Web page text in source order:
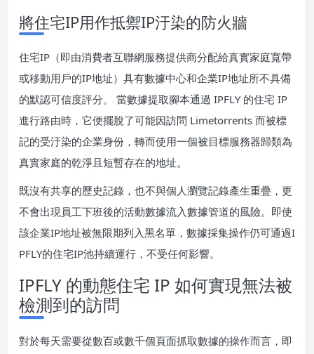
將住宅IP用作抵禦IP汙染的防火牆
住宅IP（即由消費者互聯網服務提供商分配給真實家庭寬帶
或移動用戶的IP地址）具有數據中心和企業IP地址所不具備
的默認可信度評分。 當數據提取腳本通過 IPFLY 的住宅 IP
進行路由時，它便擺脫了可能因訪問 Limetorrents 而被標
記的受汙染的企業身份，轉而使用一個被目標服務器歸類為
真實家庭的乾淨且短暫存在的地址。
既沒有共享的歷史記錄，也不與個人瀏覽記錄產生重疊，更
不會出現員工下班後的活動數據流入數據管道的風險。即使
該企業IP地址被無限期列入黑名單，數據採集操作仍可通過I
PFLY的住宅IP池持續運行，不受任何影響。
IPFLY 的動態住宅 IP 如何實現無法被
檢測到的訪問
對於每天需要從數百或數千個頁面抓取數據的操作而言，即